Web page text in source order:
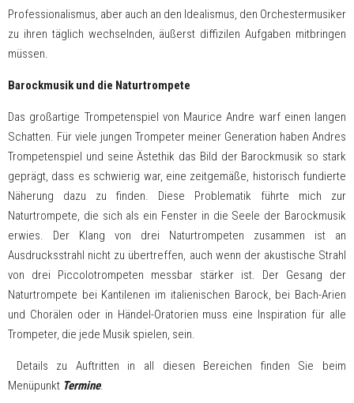
Professionalismus, aber auch an den Idealismus, den Orchestermusiker
zu ihren täglich wechselnden, äußerst diffizilen Aufgaben mitbringen
müssen.
Barockmusik und die Naturtrompete
Das großartige Trompetenspiel von Maurice Andre warf einen langen
Schatten. Für viele jungen Trompeter meiner Generation haben Andres
Trompetenspiel und seine Ästethik das Bild der Barockmusik so stark
geprägt, dass es schwierig war, eine zeitgemäße, historisch fundierte
Näherung dazu zu finden. Diese Problematik führte mich zur
Naturtrompete, die sich als ein Fenster in die Seele der Barockmusik
erwies. Der Klang von drei Naturtrompeten zusammen ist an
Ausdrucksstrahl nicht zu übertreffen, auch wenn der akustische Strahl
von drei Piccolotrompeten messbar stärker ist. Der Gesang der
Naturtrompete bei Kantilenen im italienischen Barock, bei Bach-Arien
und Chorälen oder in Händel-Oratorien muss eine Inspiration für alle
Trompeter, die jede Musik spielen, sein.
Details zu Auftritten in all diesen Bereichen finden Sie beim
Menüpunkt Termine.